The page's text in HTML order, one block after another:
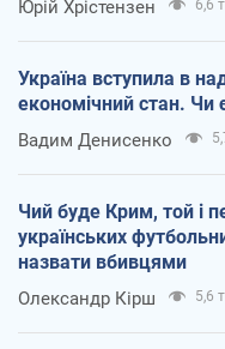
Юрій Хрістензен 6,6 т.
Україна вступила в
економічний стан. Чи
Вадим Денисенко
Чий буде Крим, той і
українських
назвати вбивцями
Олександр Кірш 5,6 т.